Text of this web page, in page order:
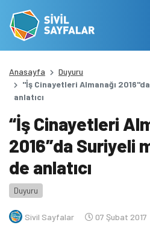
Anasayfa
Duyuru
"İş Cinayetleri Almanağı
anlatıcı
“İş Cinayetleri
2016″da Suriyeli
de anlatıcı
Duyuru
Sivil Sayfalar 07 Şubat 2017